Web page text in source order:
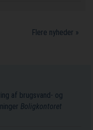
Flere nyheder »
af brugsvand- og
Boligkontoret